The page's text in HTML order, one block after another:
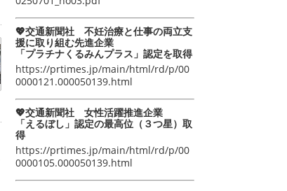
💖交通新聞社 不妊治療と仕事の両立支
援に取り組む先進企業
「プラチナくるみんプラス」認定を取得
https://prtimes.jp/main/html/rd/p/00
0000121.000050139.html
💖交通新聞社 女性活躍推進企業
「えるぼし」認定の最高位（３つ星）取
得
https://prtimes.jp/main/html/rd/p/00
0000105.000050139.html